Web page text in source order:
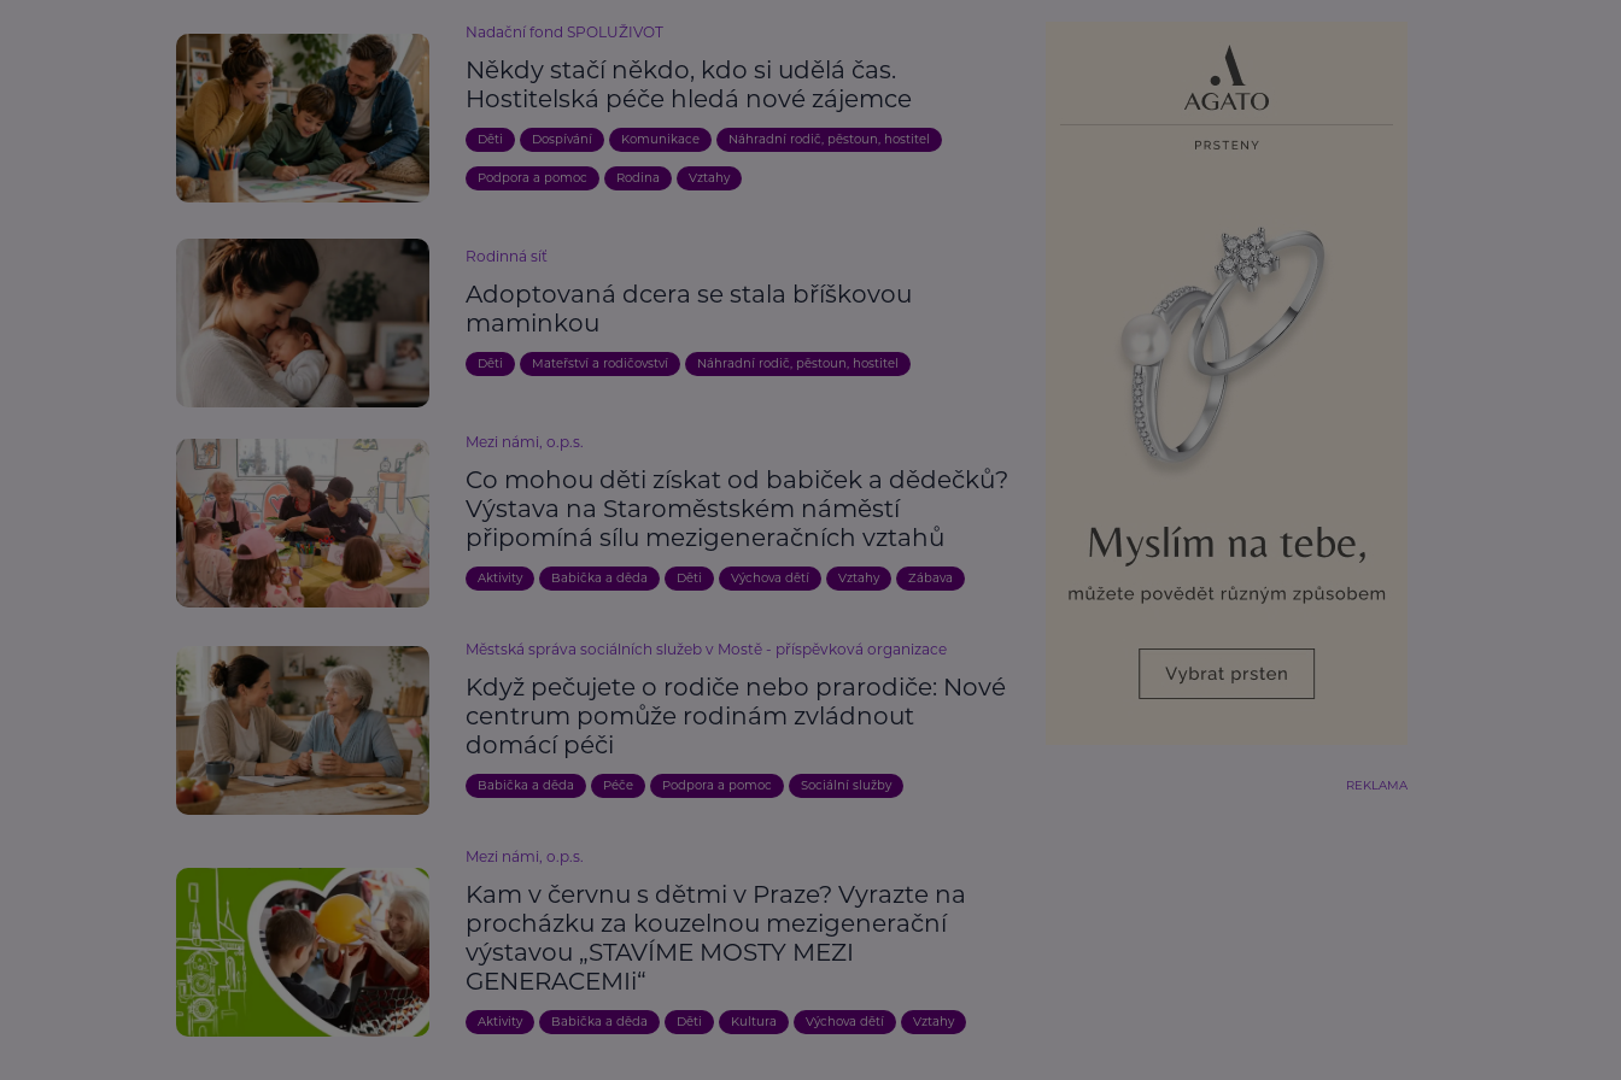
Nadační fond SPOLUŽIVOT
Někdy stačí někdo, kdo si udělá čas.
Hostitelská péče hledá nové zájemce
Děti Dospívání Komunikace Náhradní rodič, pěstoun, hostitel
Podpora a pomoc Rodina Vztahy
Rodinná síť
Adoptovaná dcera se stala bříškovou
maminkou
Děti Mateřství a rodičovství Náhradní rodič, pěstoun, hostitel
Mezi námi, o.p.s.
Co mohou děti získat od babiček a dědečků?
Výstava na Staroměstském náměstí
připomíná sílu mezigeneračních vztahů
Aktivity Babička a děda Děti Výchova dětí Vztahy Zábava
Městská správa sociálních služeb v Mostě - příspěvková organizace
Když pečujete o rodiče nebo prarodiče: Nové
centrum pomůže rodinám zvládnout
domácí péči
Babička a děda Péče Podpora a pomoc Sociální služby
Mezi námi, o.p.s.
Kam v červnu s dětmi v Praze? Vyrazte na
procházku za kouzelnou mezigenerační
výstavou „STAVÍME MOSTY MEZI
GENERACEMIi“
Aktivity Babička a děda Děti Kultura Výchova dětí Vztahy
REKLAMA